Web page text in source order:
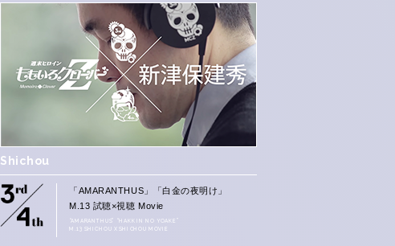
Shichou
「AMARANTHUS」「白金の夜明け」
M.13 試聴×視聴 Movie
“AMARANTHUS” “HAKKIN NO YOAKE”
M.13 SHICHOU X SHICHOU MOVIE